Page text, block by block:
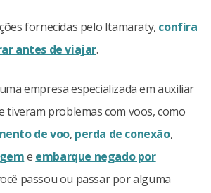
fornecidas pelo Itamaraty, confira
antes de viajar.
empresa especializada em auxiliar
tiveram problemas com voos, como
de voo, perda de conexão,
e embarque negado por
passou ou passar por alguma